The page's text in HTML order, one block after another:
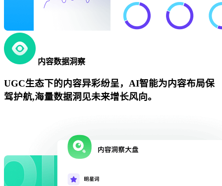
内容数据洞察
UGC生态下的内容异彩纷呈，AI智能为内容布局保
驾护航,海量数据洞见未来增长风向。